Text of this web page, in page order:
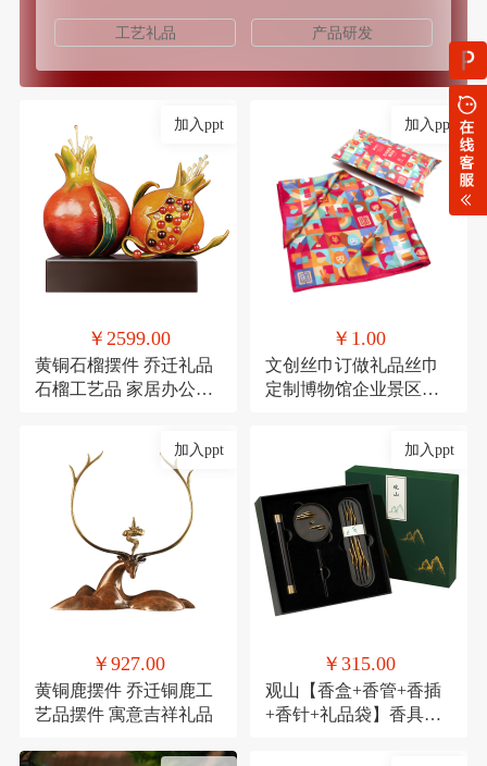
工艺礼品 产品研发
加入ppt
￥2599.00
黄铜石榴摆件 乔迁礼品
石榴工艺品 家居办公装
加入ppt
￥1.00
文创丝巾订做礼品丝巾
定制博物馆企业景区文
加入ppt
￥927.00
黄铜鹿摆件 乔迁铜鹿工
艺品摆件 寓意吉祥礼品
加入ppt
￥315.00
观山【香盒+香管+香插
+香针+礼品袋】香具商